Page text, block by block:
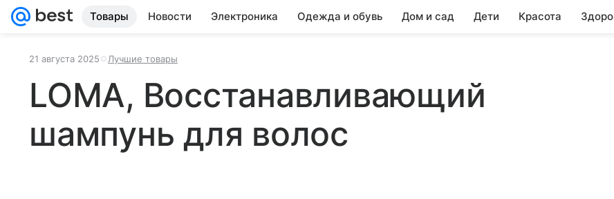
Товары Новости Электроника Одежда и обувь Дом и сад Дети Красота
21 августа 2025 Лучшие товары
LOMA, Восстанавливающий
шампунь для волос